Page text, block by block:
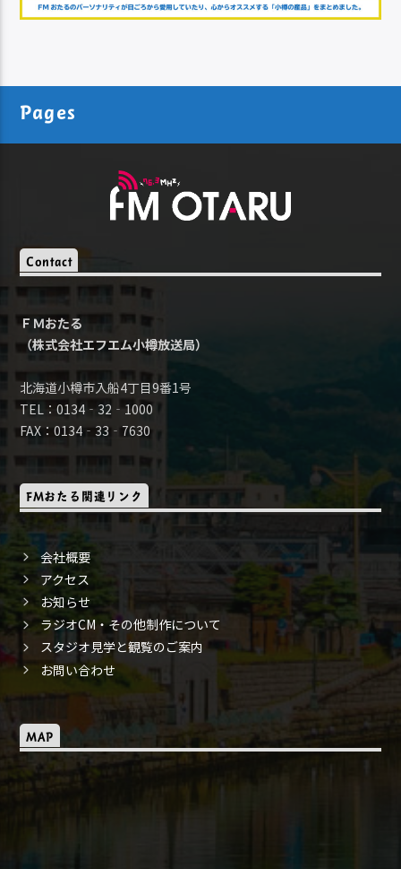
Pages
Contact
ＦＭおたる
（株式会社エフエム小樽放送局）
北海道小樽市入船4丁目9番1号
TEL：0134‐32‐1000
FAX：0134‐33‐7630
FMおたる関連リンク
会社概要
アクセス
お知らせ
ラジオCM・その他制作について
スタジオ見学と観覧のご案内
お問い合わせ
MAP